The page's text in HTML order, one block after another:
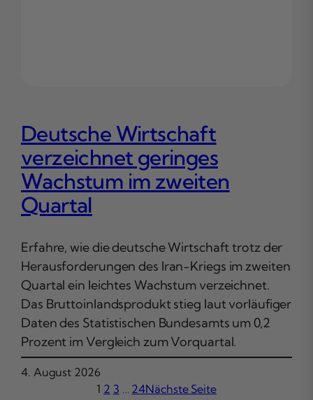
Deutsche Wirtschaft
verzeichnet geringes
Wachstum im zweiten
Quartal
Erfahre, wie die deutsche Wirtschaft trotz der
Herausforderungen des Iran-Kriegs im zweiten
Quartal ein leichtes Wachstum verzeichnet.
Das Bruttoinlandsprodukt stieg laut vorläufiger
Daten des Statistischen Bundesamts um 0,2
Prozent im Vergleich zum Vorquartal.
4. August 2026
1 2 3 … 24Nächste Seite